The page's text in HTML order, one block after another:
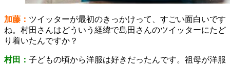
加藤： ツイッターが最初のきっかけって、すごい面白いです
ね。村田さんはどういう経緯で島田さんのツイッターにたど
り着いたんですか？
村田： 子どもの頃から洋服は好きだったんです。祖母が洋服